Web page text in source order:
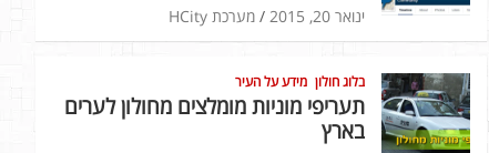
ינואר 20, 2015 מערכת HCity
בלוג חולון מידע על העיר
תעריפי מוניות מומלצים מחולון לערים
בארץ